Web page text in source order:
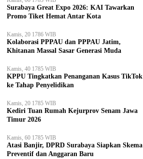
Surabaya Great Expo 2026: KAI Tawarkan
Promo Tiket Hemat Antar Kota
Kamis, 20 1786 WIB
Kolaborasi PPPAU dan PPPAU Jatim,
Khitanan Massal Sasar Generasi Muda
Kamis, 40 1785 WIB
KPPU Tingkatkan Penanganan Kasus TikTok
ke Tahap Penyelidikan
Kamis, 20 1785 WIB
Kediri Tuan Rumah Kejurprov Senam Jawa
Timur 2026
Kamis, 60 1785 WIB
Atasi Banjir, DPRD Surabaya Siapkan Skema
Preventif dan Anggaran Baru